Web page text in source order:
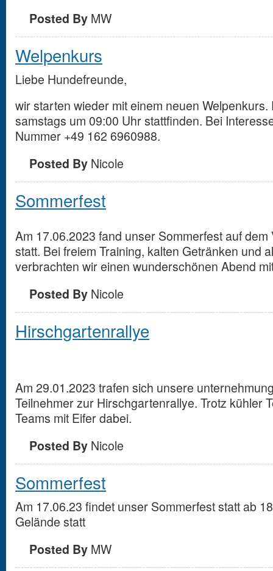
Posted By MW
Welpenkurs
Liebe Hundefreunde,
wir starten wieder mit einem neuen Welpenkurs.
samstags um 09:00 Uhr stattfinden. Bei
Nummer +49 162 6960988.
Posted By Nicole
Sommerfest
Am 17.06.2023 fand unser Sommerfest auf
statt. Bei freiem Training, kalten Getränken und
verbrachten wir einen wunderschönen Abend
Posted By Nicole
Hirschgartenrallye
Am 29.01.2023 trafen sich unsere
Teilnehmer zur Hirschgartenrallye. Trotz kühler
Teams mit Eifer dabei.
Posted By Nicole
Sommerfest
Am 17.06.23 findet unser Sommerfest statt ab
Gelände statt
Posted By MW